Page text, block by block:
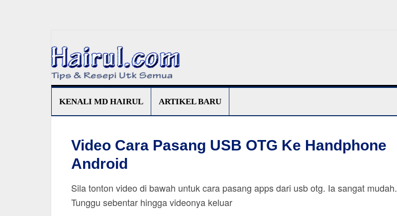
KENALI MD HAIRUL ARTIKEL BARU
Video Cara Pasang USB OTG Ke Handphone
Android
Sila tonton video di bawah untuk cara pasang apps dari usb otg. Ia sangat mudah.
Tunggu sebentar hingga videonya keluar